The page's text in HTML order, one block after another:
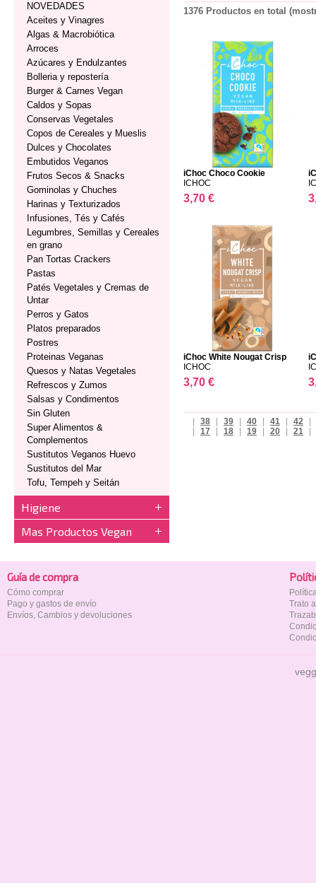
NOVEDADES
Aceites y Vinagres
Algas & Macrobiótica
Arroces
Azúcares y Endulzantes
Bolleria y repostería
Burger & Carnes Vegan
Caldos y Sopas
Conservas Vegetales
Copos de Cereales y Mueslis
Dulces y Chocolates
Embutidos Veganos
Frutos Secos & Snacks
Gominolas y Chuches
Harinas y Texturizados
Infusiones, Tés y Cafés
Legumbres, Semillas y Cereales
en grano
Pan Tortas Crackers
Pastas
Patés Vegetales y Cremas de
Untar
Perros y Gatos
Platos preparados
Postres
Proteinas Veganas
Quesos y Natas Vegetales
Refrescos y Zumos
Salsas y Condimentos
Sin Gluten
Super Alimentos &
Complementos
Sustitutos Veganos Huevo
Sustitutos del Mar
Tofu, Tempeh y Seitán
Higiene
Mas Productos Vegan
1376 Productos en total
iChoc Choco Cookie
ICHOC
3,70 €
iChoc White Nougat Crisp
ICHOC
3,70 €
42
41
40
39
38
21
20
19
18
17
Guía de compra
Cómo comprar
Pago y gastos de envío
Envíos, Cambios y devoluciones
Trato